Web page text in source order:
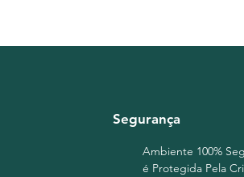
Segurança
Ambiente 100%
é Protegida Pela